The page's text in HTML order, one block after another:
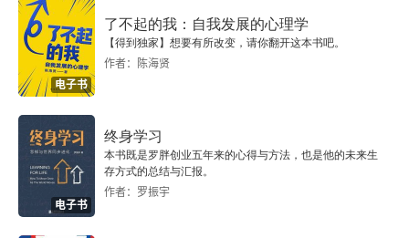
电子书
了不起的我：自我发展的心理学
【得到独家】想要有所改变，请你翻开这本书吧。
作者：陈海贤
电子书
终身学习
本书既是罗胖创业五年来的心得与方法，也是他的未来生
存方式的总结与汇报。
作者：罗振宇